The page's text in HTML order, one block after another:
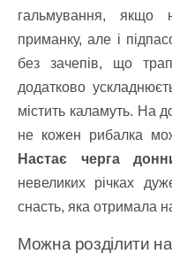
гальмування, якщо
приманку, але і
без зачепів, що
додатково
містить каламуть. На
не кожен рибалка
Настає черга
невеликих річках
снасть, яка отримала
Можна розділити